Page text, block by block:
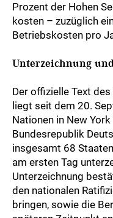
Prozent der Hohen
kosten – zuzüglich
Betriebskosten pro
Unterzeichnung
Der offizielle Text
liegt seit dem 20.
Nationen in New
Bundesrepublik
insgesamt 68
am ersten Tag
Unterzeichnung
den nationalen
bringen, sowie die